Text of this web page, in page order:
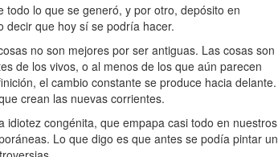
lo que se generó, y por otro, depósito en
decir que hoy sí se podría hacer.
no son mejores por ser antiguas. Las cosas son
de los vivos, o al menos de los que aún parecen
el cambio constante se produce hacia delante.
crean las nuevas corrientes.
congénita, que empapa casi todo en nuestros
Lo que digo es que antes se podía pintar un